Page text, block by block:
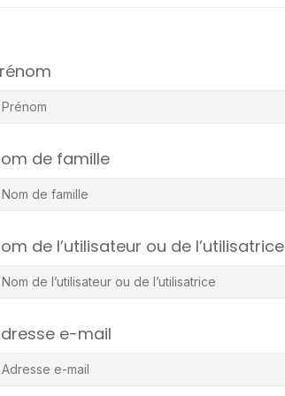
de famille
de l’utilisateur ou de l’utilisatrice
e-mail